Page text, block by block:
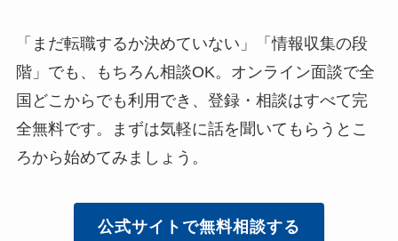
「まだ転職するか決めていない」「情報収集の段
階」でも、もちろん相談OK。オンライン面談で全
国どこからでも利用でき、登録・相談はすべて完
全無料です。まずは気軽に話を聞いてもらうとこ
ろから始めてみましょう。
公式サイトで無料相談する